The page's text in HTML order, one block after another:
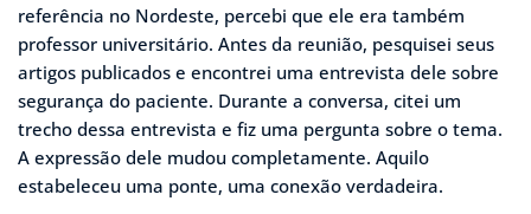
referência no Nordeste, percebi que ele era também
professor universitário. Antes da reunião, pesquisei seus
artigos publicados e encontrei uma entrevista dele sobre
segurança do paciente. Durante a conversa, citei um
trecho dessa entrevista e fiz uma pergunta sobre o tema.
A expressão dele mudou completamente. Aquilo
estabeleceu uma ponte, uma conexão verdadeira.